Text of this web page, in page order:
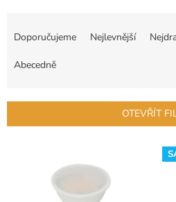
í
r
Doporučujeme Nejlevnější
Abecedně
OTEVŘÍT